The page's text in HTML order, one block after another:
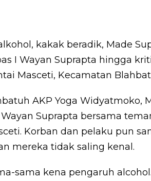
kakak beradik, Made
I Wayan Suprapta hingga
Masceti, Kecamatan
AKP Yoga Widyatmoko,
Suprapta bersama
Korban dan pelaku pun
mereka tidak saling kenal.
sama kena pengaruh